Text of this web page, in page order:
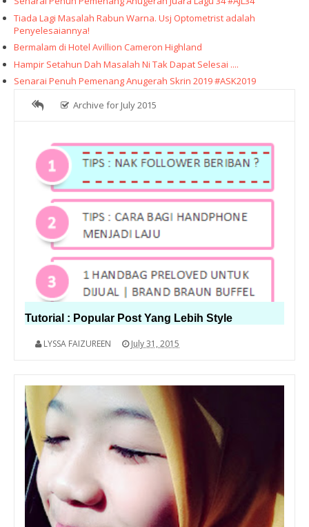
Tiada Lagi Masalah Rabun Warna. Usj Optometrist adalah
Penyelesaiannya!
Bermalam di Hotel Avillion Cameron Highland
Hampir Setahun Dah Masalah Ni Tak Dapat Selesai ....
Senarai Penuh Pemenang Anugerah Skrin 2019 #ASK2019
Archive for July 2015
Tutorial : Popular Post Yang Lebih Style
LYSSA FAIZUREEN July 31, 2015